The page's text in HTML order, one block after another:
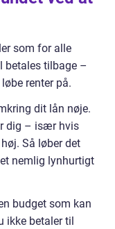
som for alle
betales tilbage –
renter på.
dit lån nøje.
dig – især hvis
Så løber det
nemlig lynhurtigt
budget som kan
ikke betaler til